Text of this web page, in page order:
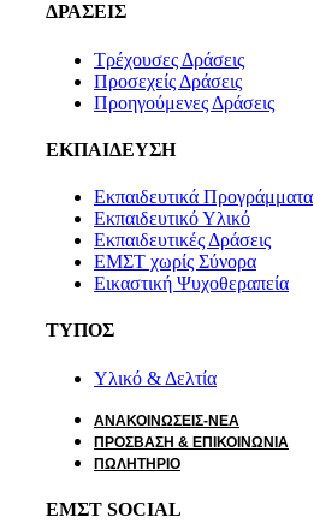
ΔΡΑΣΕΙΣ
Τρέχουσες Δράσεις
Προσεχείς Δράσεις
Προηγούμενες Δράσεις
ΕΚΠΑΙΔΕΥΣΗ
Εκπαιδευτικά Προγράμματα
Εκπαιδευτικό Υλικό
Εκπαιδευτικές Δράσεις
ΕΜΣΤ χωρίς Σύνορα
Εικαστική Ψυχοθεραπεία
ΤΥΠΟΣ
Υλικό & Δελτία
ΑΝΑΚΟΙΝΩΣΕΙΣ-ΝΕΑ
ΠΡΟΣΒΑΣΗ & ΕΠΙΚΟΙΝΩΝΙΑ
ΠΩΛΗΤΗΡΙΟ
ΕΜΣΤ SOCIAL